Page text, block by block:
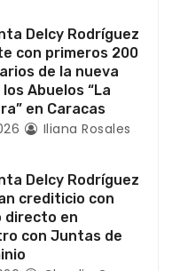
Delcy Rodríguez
con primeros 200
de la nueva
Abuelos “La
en Caracas
Iliana Rosales
Delcy Rodríguez
crediticio con
directo en
con Juntas de